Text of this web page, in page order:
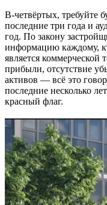
В-четвёртых, требуйте
последние три года и
год. По закону
информацию каждому,
является коммерческой
прибыли, отсутствие
активов — всё это
последние несколько
красный флаг.